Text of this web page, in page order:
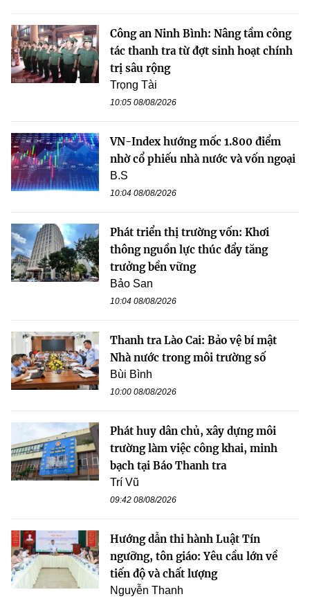
Công an Ninh Bình: Nâng tầm công
tác thanh tra từ đợt sinh hoạt chính
trị sâu rộng
Trọng Tài
10:05 08/08/2026
VN-Index hướng mốc 1.800 điểm
nhờ cổ phiếu nhà nước và vốn ngoại
B.S
10:04 08/08/2026
Phát triển thị trường vốn: Khơi
thông nguồn lực thúc đẩy tăng
trưởng bền vững
Bảo San
10:04 08/08/2026
Thanh tra Lào Cai: Bảo vệ bí mật
Nhà nước trong môi trường số
Bùi Bình
10:00 08/08/2026
Phát huy dân chủ, xây dựng môi
trường làm việc công khai, minh
bạch tại Báo Thanh tra
Trí Vũ
09:42 08/08/2026
Hướng dẫn thi hành Luật Tín
ngưỡng, tôn giáo: Yêu cầu lớn về
tiến độ và chất lượng
Nguyễn Thanh